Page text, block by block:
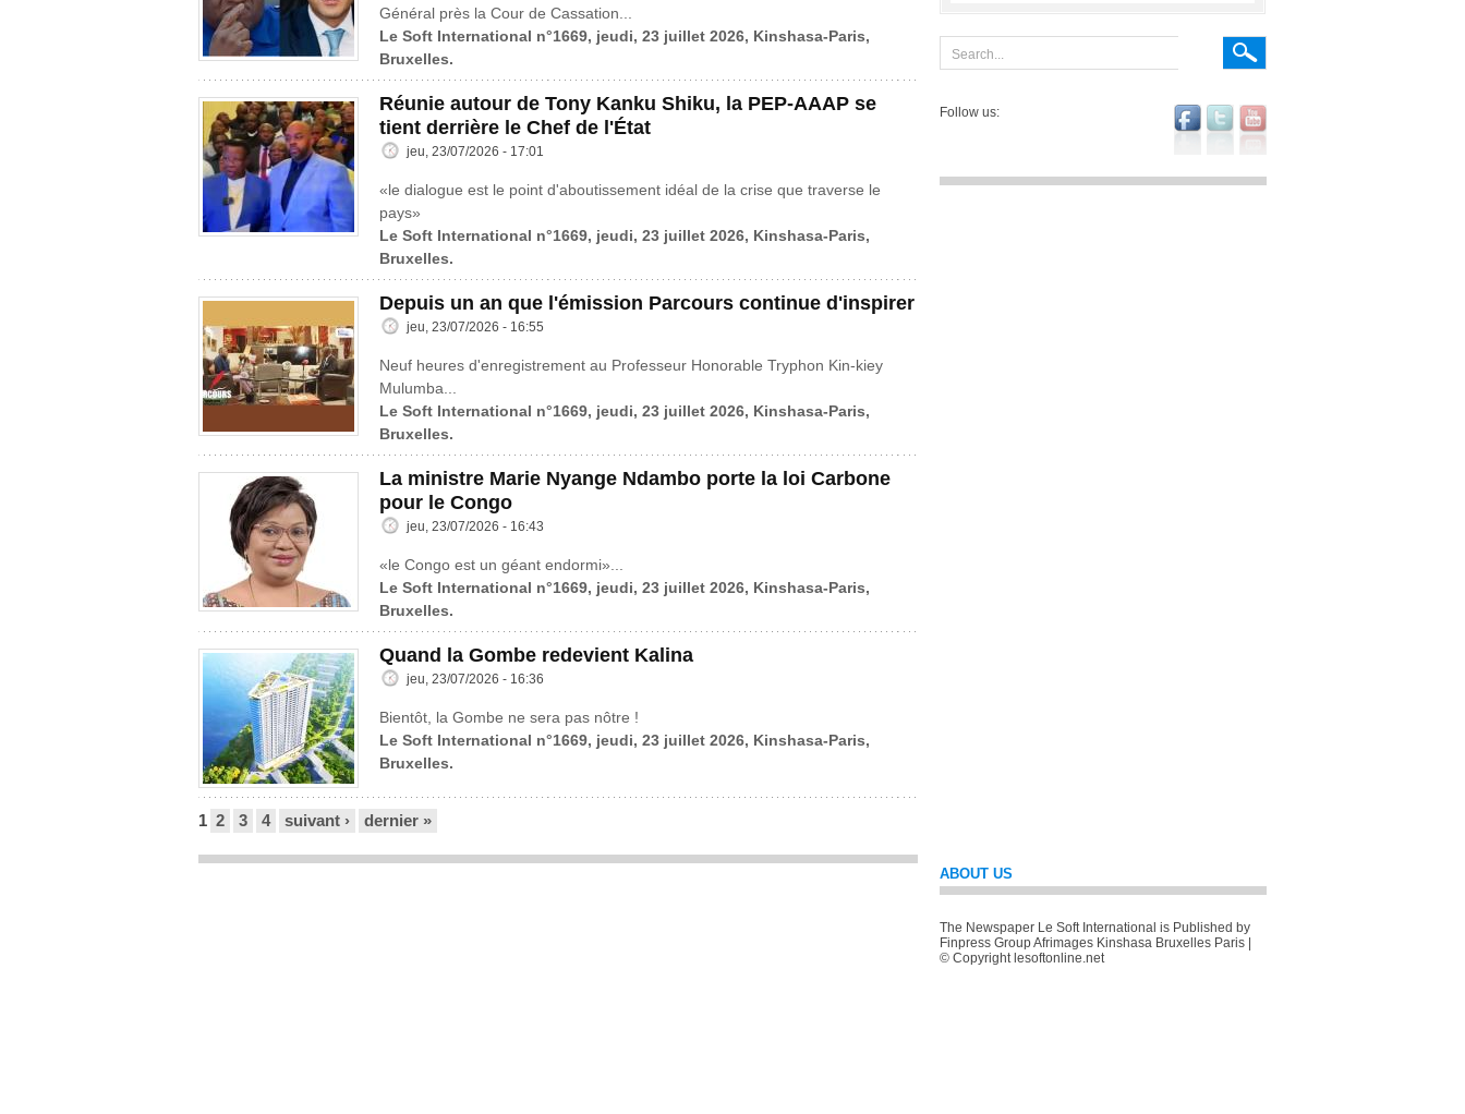
Général près la Cour de Cassation...
Le Soft International n°1669, jeudi, 23 juillet 2026, Kinshasa-Paris,
Bruxelles.
Réunie autour de Tony Kanku Shiku, la PEP-AAAP se
tient derrière le Chef de l'État
jeu, 23/07/2026 - 17:01
«le dialogue est le point d'aboutissement idéal de la crise que traverse le
pays»
Le Soft International n°1669, jeudi, 23 juillet 2026, Kinshasa-Paris,
Bruxelles.
Depuis un an que l'émission Parcours continue d'inspirer
jeu, 23/07/2026 - 16:55
Neuf heures d'enregistrement au Professeur Honorable Tryphon Kin-kiey
Mulumba...
Le Soft International n°1669, jeudi, 23 juillet 2026, Kinshasa-Paris,
Bruxelles.
La ministre Marie Nyange Ndambo porte la loi Carbone
pour le Congo
jeu, 23/07/2026 - 16:43
«le Congo est un géant endormi»...
Le Soft International n°1669, jeudi, 23 juillet 2026, Kinshasa-Paris,
Bruxelles.
Quand la Gombe redevient Kalina
jeu, 23/07/2026 - 16:36
Bientôt, la Gombe ne sera pas nôtre !
Le Soft International n°1669, jeudi, 23 juillet 2026, Kinshasa-Paris,
Bruxelles.
1 2 3 4 suivant › dernier »
Follow us:
ABOUT US
The Newspaper Le Soft International is Published by
Finpress Group Afrimages Kinshasa Bruxelles Paris |
© Copyright lesoftonline.net